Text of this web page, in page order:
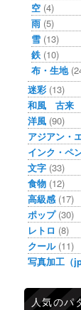
空 (4)
雨 (5)
雪 (13)
鉄 (10)
布・生地
迷彩 (13)
和風 古来
洋風 (90)
アジアン・
インク・ペ
文字 (33)
食物 (12)
高級感 (17)
ポップ(30)
レトロ (8)
クール(11)
写真加工（
人気のパ